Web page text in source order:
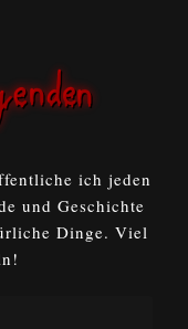
ich jeden
und Geschichte
Dinge. Viel